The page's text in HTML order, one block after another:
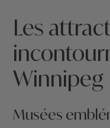
Les
Winnipeg
Musées